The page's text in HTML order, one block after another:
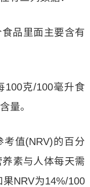
品里面主要含有
100克/100毫升食
量。
值(NRV)的百分
素与人体每天需
NRV为14%/100